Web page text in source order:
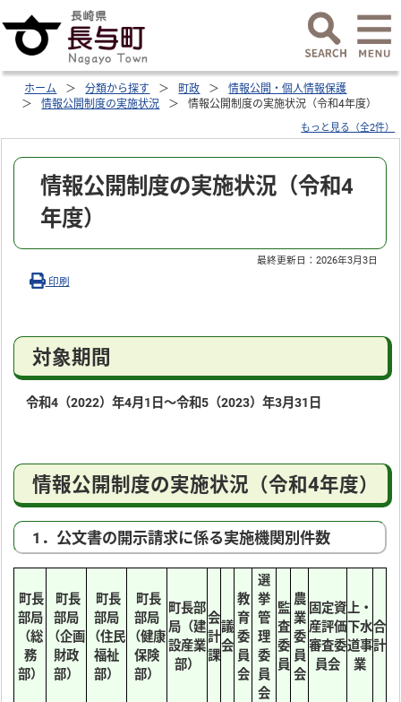
ホーム 分類から探す 町政
情報公開・個人情報保護
情報公開制度の実施状況
情報公開制度の実施状況（令和4年度）
もっと見る（全2件）
情報公開制度の実施状況（令和4
年度）
最終更新日：2026年3月3日
印刷
対象期間
令和4（2022）年4月1日～令和5（2023）年3月31日
情報公開制度の実施状況（令和4年度）
1．公文書の開示請求に係る実施機関別件数
町長
部局
（総
務
部）
町長
部局
（企画
財政
部）
町長
部局
（住民
福祉
部）
町長
部局
（健康
保険
部）
町長部
局（建
設産業
部）
会
計
課
議
会
教
育
委
員
会
選
挙
管
理
委
員
会
監
査
委
員
農
業
委
員
会
固定資
産評価
審査委
員会
上・
下水
道事
業
合
計